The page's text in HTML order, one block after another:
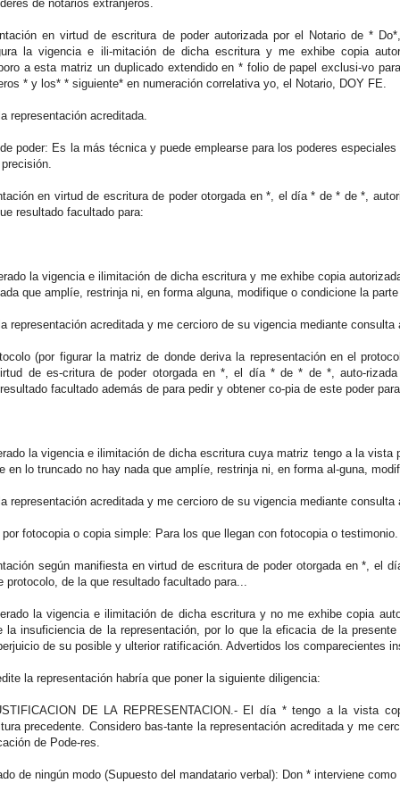
de notarios extranjeros.
en virtud de escritura de poder autorizada por el Notario de *
la vigencia e ili-mitación de dicha escritura y me exhibe copia
a esta matriz un duplicado extendido en * folio de papel exclusi-vo
* y los* * siguiente* en numeración correlativa yo, el Notario, DOY FE.
representación acreditada.
poder: Es la más técnica y puede emplearse para los poderes
en virtud de escritura de poder otorgada en *, el día * de * de *,
resultado facultado para:
la vigencia e ilimitación de dicha escritura y me exhibe copia
que amplíe, restrinja ni, en forma alguna, modifique o condicione la
representación acreditada y me cercioro de su vigencia mediante
(por figurar la matriz de donde deriva la representación en el
de es-critura de poder otorgada en *, el día * de * de *, auto-
facultado además de para pedir y obtener co-pia de este poder
la vigencia e ilimitación de dicha escritura cuya matriz tengo a la vista
en lo truncado no hay nada que amplíe, restrinja ni, en forma al-guna,
representación acreditada y me cercioro de su vigencia mediante
fotocopia o copia simple: Para los que llegan con fotocopia o testimonio.
según manifiesta en virtud de escritura de poder otorgada en *, el
protocolo, de la que resultado facultado para...
la vigencia e ilimitación de dicha escritura y no me exhibe copia
la insuficiencia de la representación, por lo que la eficacia de la
de su posible y ulterior ratificación. Advertidos los comparecientes
la representación habría que poner la siguiente diligencia:
DE LA REPRESENTACION.- El día * tengo a la vista
precedente. Considero bas-tante la representación acreditada y me
de Pode-res.
de ningún modo (Supuesto del mandatario verbal): Don * interviene